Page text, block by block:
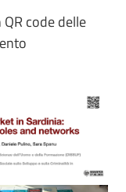
code delle